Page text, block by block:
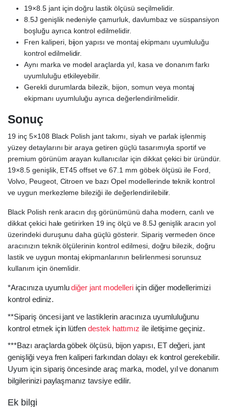
19×8.5 jant için doğru lastik ölçüsü seçilmelidir.
8.5J genişlik nedeniyle çamurluk, davlumbaz ve süspansiyon
boşluğu ayrıca kontrol edilmelidir.
Fren kaliperi, bijon yapısı ve montaj ekipmanı uyumluluğu
kontrol edilmelidir.
Aynı marka ve model araçlarda yıl, kasa ve donanım farkı
uyumluluğu etkileyebilir.
Gerekli durumlarda bilezik, bijon, somun veya montaj
ekipmanı uyumluluğu ayrıca değerlendirilmelidir.
Sonuç
19 inç 5×108 Black Polish jant takımı, siyah ve parlak işlenmiş
yüzey detaylarını bir araya getiren güçlü tasarımıyla sportif ve
premium görünüm arayan kullanıcılar için dikkat çekici bir üründür.
19×8.5 genişlik, ET45 offset ve 67.1 mm göbek ölçüsü ile Ford,
Volvo, Peugeot, Citroen ve bazı Opel modellerinde teknik kontrol
ve uygun merkezleme bileziği ile değerlendirilebilir.
Black Polish renk aracın dış görünümünü daha modern, canlı ve
dikkat çekici hale getirirken 19 inç ölçü ve 8.5J genişlik aracın yol
üzerindeki duruşunu daha güçlü gösterir. Sipariş vermeden önce
aracınızın teknik ölçülerinin kontrol edilmesi, doğru bilezik, doğru
lastik ve uygun montaj ekipmanlarının belirlenmesi sorunsuz
kullanım için önemlidir.
*Aracınıza uyumludiğer jant modelleriiçin diğer modellerimizi
kontrol ediniz.
**Sipariş öncesi jant ve lastiklerin aracınıza uyumluluğunu
kontrol etmek için lütfendestek hattımız ile iletişime geçiniz.
***Bazı araçlarda göbek ölçüsü, bijon yapısı, ET değeri, jant
genişliği veya fren kaliperi farkından dolayı ek kontrol gerekebilir.
Uyum için sipariş öncesinde araç marka, model, yıl ve donanım
bilgilerinizi paylaşmanız tavsiye edilir.
Ek bilgi